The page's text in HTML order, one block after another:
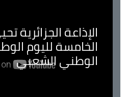
الإذاعة الجزائرية
الخامسة لليوم
الوطني الشعبي